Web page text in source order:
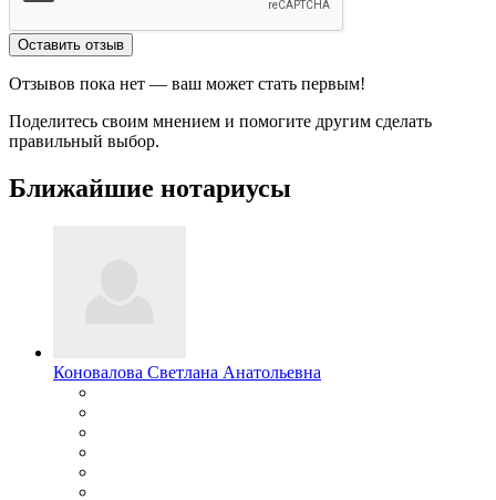
Оставить отзыв
Отзывов пока нет — ваш может стать первым!
Поделитесь своим мнением и помогите другим сделать
правильный выбор.
Ближайшие нотариусы
Коновалова Светлана Анатольевна